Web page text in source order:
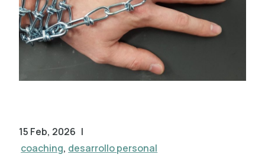
15 Feb, 2026 |
coaching, desarrollo personal